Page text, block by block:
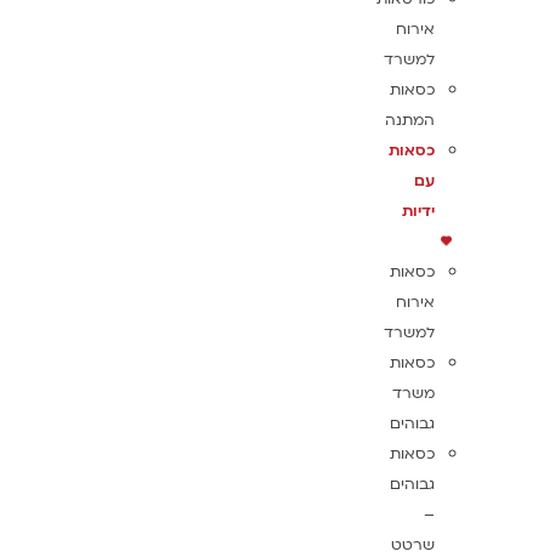
אירוח
למשרד
כסאות
המתנה
כסאות
עם
ידיות
כסאות
אירוח
למשרד
כסאות
משרד
גבוהים
כסאות
גבוהים
–
שרטט